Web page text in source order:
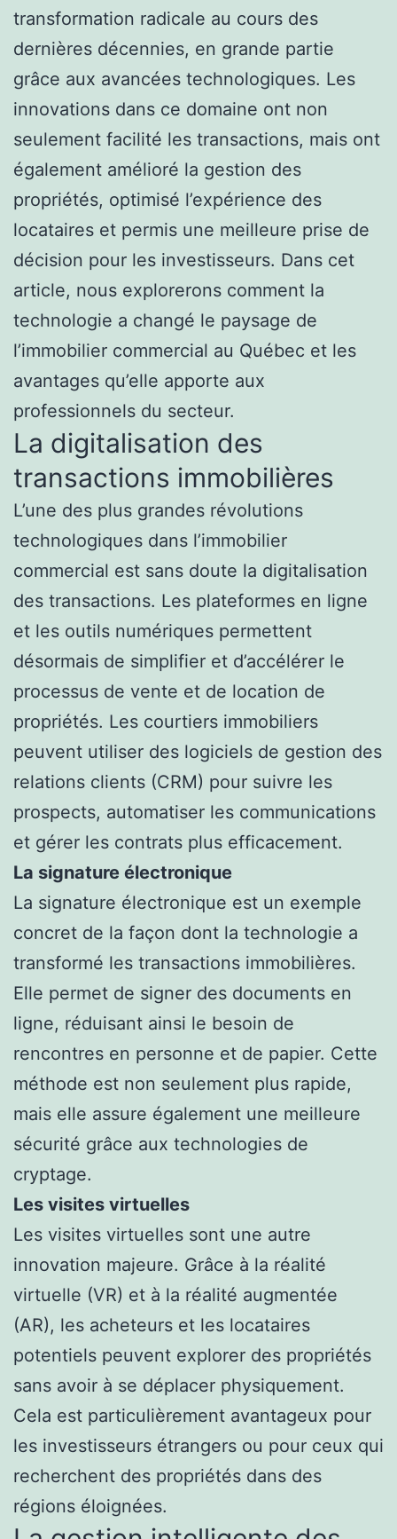
transformation radicale au cours des
dernières décennies, en grande partie
grâce aux avancées technologiques. Les
innovations dans ce domaine ont non
seulement facilité les transactions, mais ont
également amélioré la gestion des
propriétés, optimisé l’expérience des
locataires et permis une meilleure prise de
décision pour les investisseurs. Dans cet
article, nous explorerons comment la
technologie a changé le paysage de
l’immobilier commercial au Québec et les
avantages qu’elle apporte aux
professionnels du secteur.
La digitalisation des
transactions immobilières
L’une des plus grandes révolutions
technologiques dans l’immobilier
commercial est sans doute la digitalisation
des transactions. Les plateformes en ligne
et les outils numériques permettent
désormais de simplifier et d’accélérer le
processus de vente et de location de
propriétés. Les courtiers immobiliers
peuvent utiliser des logiciels de gestion des
relations clients (CRM) pour suivre les
prospects, automatiser les communications
et gérer les contrats plus efficacement.
La signature électronique
La signature électronique est un exemple
concret de la façon dont la technologie a
transformé les transactions immobilières.
Elle permet de signer des documents en
ligne, réduisant ainsi le besoin de
rencontres en personne et de papier. Cette
méthode est non seulement plus rapide,
mais elle assure également une meilleure
sécurité grâce aux technologies de
cryptage.
Les visites virtuelles
Les visites virtuelles sont une autre
innovation majeure. Grâce à la réalité
virtuelle (VR) et à la réalité augmentée
(AR), les acheteurs et les locataires
potentiels peuvent explorer des propriétés
sans avoir à se déplacer physiquement.
Cela est particulièrement avantageux pour
les investisseurs étrangers ou pour ceux qui
recherchent des propriétés dans des
régions éloignées.